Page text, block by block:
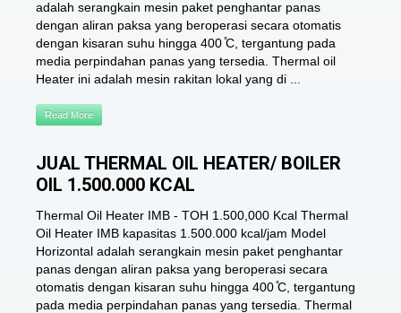
adalah serangkain mesin paket penghantar panas
dengan aliran paksa yang beroperasi secara otomatis
dengan kisaran suhu hingga 400 ̊C, tergantung pada
media perpindahan panas yang tersedia. Thermal oil
Heater ini adalah mesin rakitan lokal yang di ...
Read More
JUAL THERMAL OIL HEATER/ BOILER
OIL 1.500.000 KCAL
Thermal Oil Heater IMB - TOH 1.500,000 Kcal Thermal
Oil Heater IMB kapasitas 1.500.000 kcal/jam Model
Horizontal adalah serangkain mesin paket penghantar
panas dengan aliran paksa yang beroperasi secara
otomatis dengan kisaran suhu hingga 400 ̊C, tergantung
pada media perpindahan panas yang tersedia. Thermal